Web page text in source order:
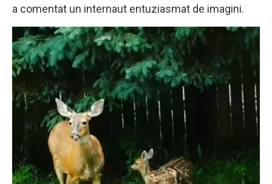
a comentat un internaut entuziasmat de imagini.